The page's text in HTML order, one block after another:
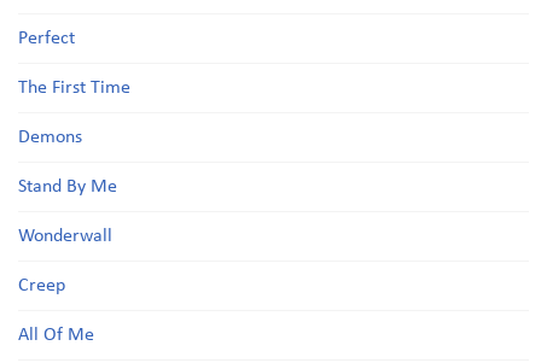
Perfect
The First Time
Demons
Stand By Me
Wonderwall
Creep
All Of Me